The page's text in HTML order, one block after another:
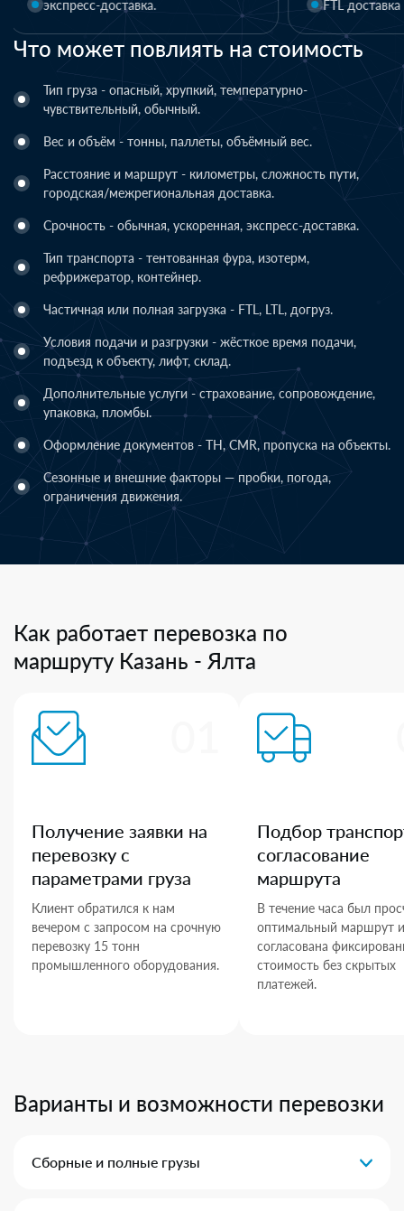
Что может повлиять на стоимость
Тип груза - опасный, хрупкий, температурно-
чувствительный, обычный.
Вес и объём - тонны, паллеты, объёмный вес.
Расстояние и маршрут - километры, сложность пути,
городская/межрегиональная доставка.
Срочность - обычная, ускоренная, экспресс-доставка.
Тип транспорта - тентованная фура, изотерм,
рефрижератор, контейнер.
Частичная или полная загрузка - FTL, LTL, догруз.
Условия подачи и разгрузки - жёсткое время подачи,
подъезд к объекту, лифт, склад.
Дополнительные услуги - страхование, сопровождение,
упаковка, пломбы.
Оформление документов - ТН, CMR, пропуска на объекты.
Сезонные и внешние факторы — пробки, погода,
ограничения движения.
FTL доставка LTL
Как работает перевозка по
маршруту Казань - Ялта
Получение заявки на
перевозку с
параметрами груза
Клиент обратился к нам
вечером с запросом на срочную
перевозку 15 тонн
промышленного оборудования.
Подбор
согласование
маршрута
В течение часа был
оптимальный маршрут и
согласована
стоимость без скрытых
платежей.
Варианты и возможности перевозки
Сборные и полные грузы